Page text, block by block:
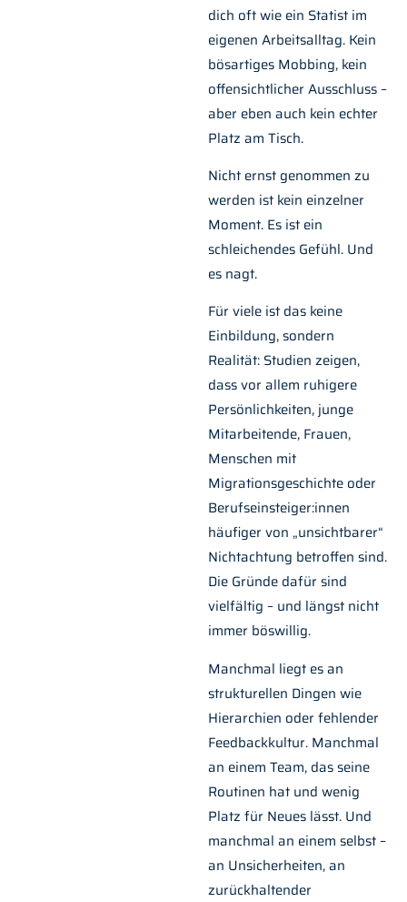
dich oft wie ein Statist im
eigenen Arbeitsalltag. Kein
bösartiges Mobbing, kein
offensichtlicher Ausschluss –
aber eben auch kein echter
Platz am Tisch.
Nicht ernst genommen zu
werden ist kein einzelner
Moment. Es ist ein
schleichendes Gefühl. Und
es nagt.
Für viele ist das keine
Einbildung, sondern
Realität: Studien zeigen,
dass vor allem ruhigere
Persönlichkeiten, junge
Mitarbeitende, Frauen,
Menschen mit
Migrationsgeschichte oder
Berufseinsteiger:innen
häufiger von „unsichtbarer“
Nichtachtung betroffen sind.
Die Gründe dafür sind
vielfältig – und längst nicht
immer böswillig.
Manchmal liegt es an
strukturellen Dingen wie
Hierarchien oder fehlender
Feedbackkultur. Manchmal
an einem Team, das seine
Routinen hat und wenig
Platz für Neues lässt. Und
manchmal an einem selbst –
an Unsicherheiten, an
zurückhaltender